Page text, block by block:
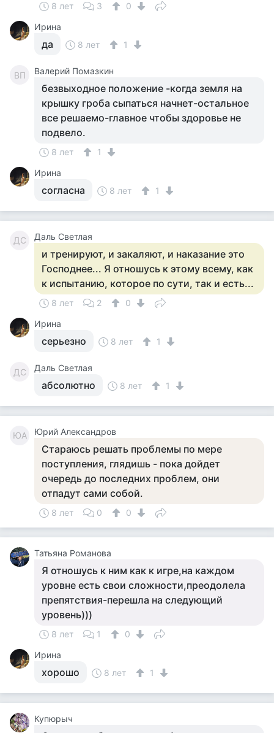
8 лет 3
0
Ирина
да 8 лет 1
ВП Валерий Помазкин
безвыходное положение -когда земля на
крышку гроба сыпаться начнет-остальное
все решаемо-главное чтобы здоровье не
подвело.
8 лет
1
Ирина
согласна 8 лет 1
ДС Даль Светлая
и тренируют, и закаляют, и наказание это
Господнее... Я отношусь к этому всему, как
к испытанию, которое по сути, так и есть...
8 лет 2
0
Ирина
серьезно 8 лет 1
ДС Даль Светлая
абсолютно 8 лет 1
ЮА Юрий Александров
Стараюсь решать проблемы по мере
поступления, глядишь - пока дойдет
очередь до последних проблем, они
отпадут сами собой.
8 лет 0 0
Татьяна Романова
Я отношусь к ним как к игре,на каждом
уровне есть свои сложности,преодолела
препятствия-перешла на следующий
уровень)))
8 лет 1
0
Ирина
хорошо 8 лет 1
Купюрыч